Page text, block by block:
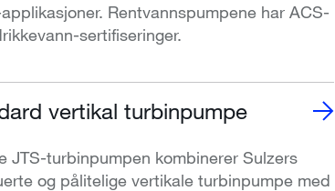
Rentvannspumpene har ACS-
sertifiseringer.
vertikal turbinpumpe
JTS-turbinpumpen kombinerer Sulzers
og pålitelige vertikale turbinpumpe med